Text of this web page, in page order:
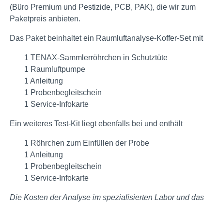
(Büro Premium und Pestizide, PCB, PAK), die wir zum
Paketpreis anbieten.
Das Paket beinhaltet ein Raumluftanalyse-Koffer-Set mit
1 TENAX-Sammlerröhrchen in Schutztüte
1 Raumluftpumpe
1 Anleitung
1 Probenbegleitschein
1 Service-Infokarte
Ein weiteres Test-Kit liegt ebenfalls bei und enthält
1 Röhrchen zum Einfüllen der Probe
1 Anleitung
1 Probenbegleitschein
1 Service-Infokarte
Die Kosten der Analyse im spezialisierten Labor und das